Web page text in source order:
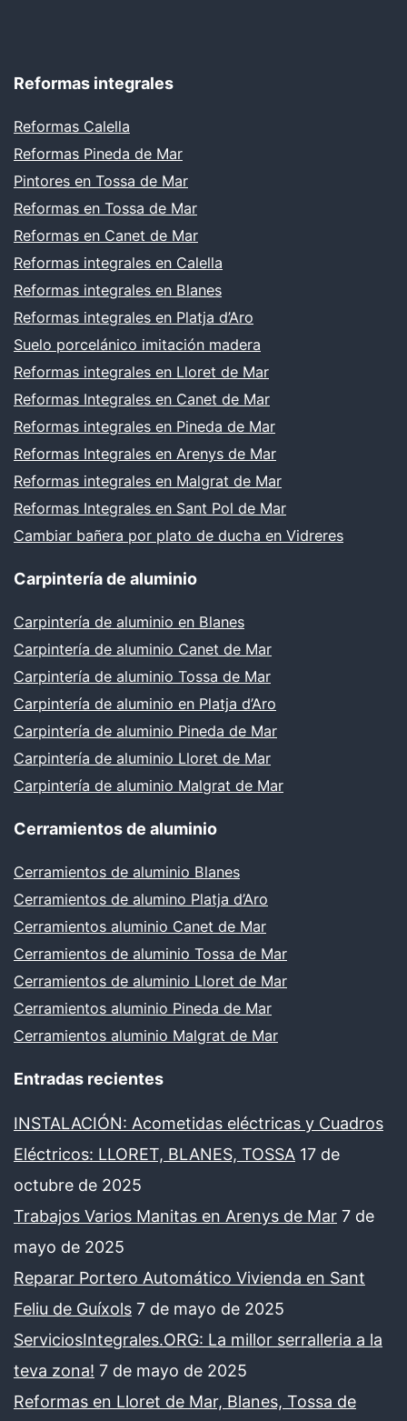
Reformas integrales
Reformas Calella
Reformas Pineda de Mar
Pintores en Tossa de Mar
Reformas en Tossa de Mar
Reformas en Canet de Mar
Reformas integrales en Calella
Reformas integrales en Blanes
Reformas integrales en Platja d’Aro
Suelo porcelánico imitación madera
Reformas integrales en Lloret de Mar
Reformas Integrales en Canet de Mar
Reformas integrales en Pineda de Mar
Reformas Integrales en Arenys de Mar
Reformas integrales en Malgrat de Mar
Reformas Integrales en Sant Pol de Mar
Cambiar bañera por plato de ducha en Vidreres
Carpintería de aluminio
Carpintería de aluminio en Blanes
Carpintería de aluminio Canet de Mar
Carpintería de aluminio Tossa de Mar
Carpintería de aluminio en Platja d’Aro
Carpintería de aluminio Pineda de Mar
Carpintería de aluminio Lloret de Mar
Carpintería de aluminio Malgrat de Mar
Cerramientos de aluminio
Cerramientos de aluminio Blanes
Cerramientos de alumino Platja d’Aro
Cerramientos aluminio Canet de Mar
Cerramientos de aluminio Tossa de Mar
Cerramientos de aluminio Lloret de Mar
Cerramientos aluminio Pineda de Mar
Cerramientos aluminio Malgrat de Mar
Entradas recientes
INSTALACIÓN: Acometidas eléctricas y Cuadros
Eléctricos: LLORET, BLANES, TOSSA 17 de
octubre de 2025
Trabajos Varios Manitas en Arenys de Mar 7 de
mayo de 2025
Reparar Portero Automático Vivienda en Sant
Feliu de Guíxols 7 de mayo de 2025
ServiciosIntegrales.ORG: La millor serralleria a la
teva zona! 7 de mayo de 2025
Reformas en Lloret de Mar, Blanes, Tossa de